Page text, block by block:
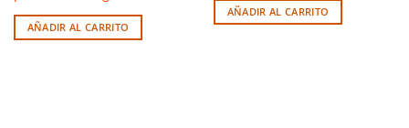
AÑADIR AL CARRITO
AÑADIR AL CARRITO